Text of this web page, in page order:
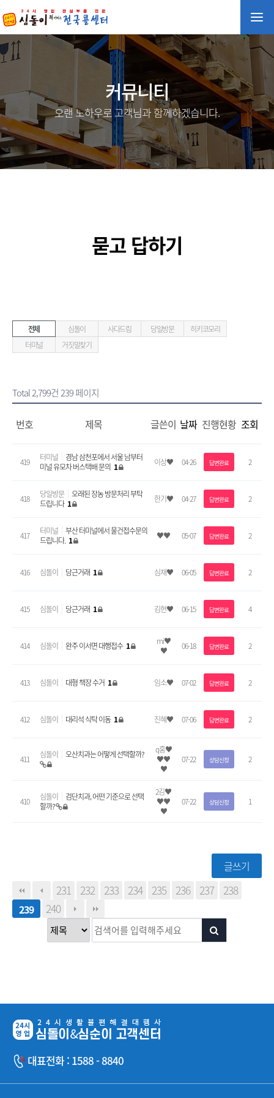
커뮤니티
오랜 노하우로 고객님과 함께하겠습니다.
묻고 답하기
전체 심돌이 사다드림 당일방문
히키코모리
터미널
거짓말찾기
Total 2,799건239 페이지
번호 제목 글쓴이 날짜 진행현황 조회
419 터미널
경남 삼천포에서 서울 남부터
미널 유모차 버스택배 문의 1 이상♥ 04-26 답변완료 2
418 당일방문
오래된 장농 방문처리 부탁
드립니다 1 한기♥ 04-27 답변완료 2
417 터미널
부산 터미널에서 물건접수문의
드립니다. 1 ♥♥ 05-07 답변완료 2
416 심돌이 당근거래 1 심재♥ 06-05 답변완료 2
415 심돌이 당근거래 1 김현♥ 06-15 답변완료 4
414 심돌이 완주 이서면 대행접수 1
mi♥
♥
06-18 답변완료 2
413 심돌이 대형 책장 수거 1 임소♥ 07-02 답변완료 2
412 심돌이 대리석 식탁 이동 1 진혜♥ 07-06 답변완료 2
411 심돌이 오산치과는 어떻게 선택할까?
q홍♥
♥♥
♥
07-22 상담신청 2
410 심돌이
검단치과, 어떤 기준으로 선택
할까?
2김♥
♥♥
♥
07-22 상담신청 1
글쓰기
231 232 233 234 235 236 237 238
239 240
대표전화 : 1588 - 8840